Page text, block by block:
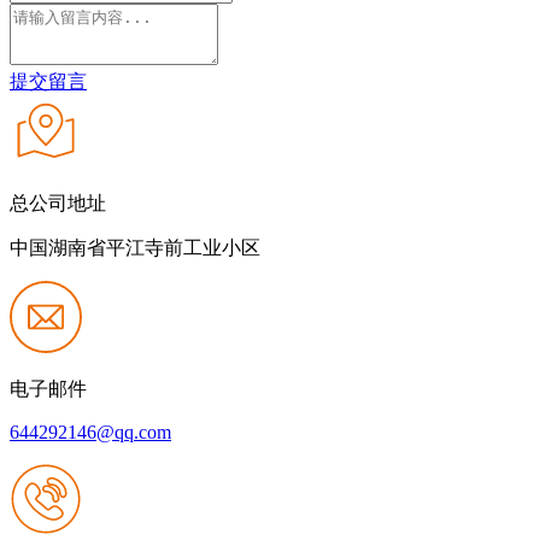
提交留言
总公司地址
中国湖南省平江寺前工业小区
电子邮件
644292146@qq.com